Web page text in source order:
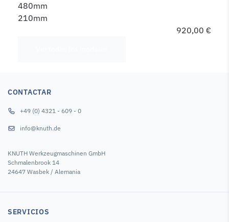
480mm
210mm
920,00 €
CONTACTAR
+49 (0) 4321 - 609 - 0
info@knuth.de
KNUTH Werkzeugmaschinen GmbH
Schmalenbrook 14
24647 Wasbek / Alemania
SERVICIOS